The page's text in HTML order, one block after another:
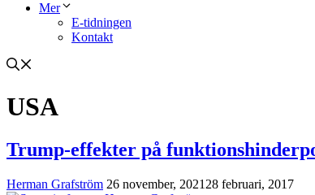
Mer
E-tidningen
Kontakt
USA
Trump-effekter på
Herman Grafström 26 november, 2021 28 februari, 2017